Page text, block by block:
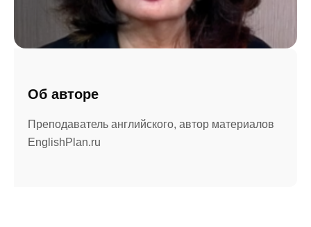
Об авторе
Преподаватель английского, автор материалов
EnglishPlan.ru